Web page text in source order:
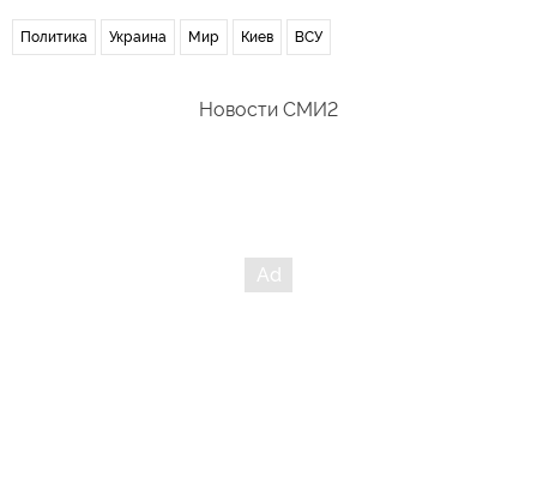
Политика Украина Мир Киев ВСУ
Новости СМИ2